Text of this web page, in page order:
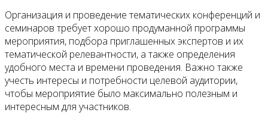
Организация и проведение тематических конференций и
семинаров требует хорошо продуманной программы
мероприятия, подбора приглашенных экспертов и их
тематической релевантности, а также определения
удобного места и времени проведения. Важно также
учесть интересы и потребности целевой аудитории,
чтобы мероприятие было максимально полезным и
интересным для участников.